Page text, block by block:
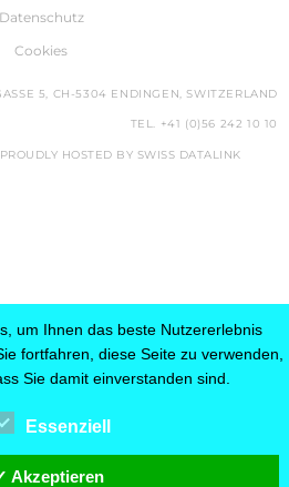
Datenschutz
Cookies
5, CH-5304 ENDINGEN, SWITZERLAND
TEL. +41 (0)56 242 10 10
PROUDLY HOSTED BY SWISS DATALINK
um Ihnen das beste Nutzererlebnis
fortfahren, diese Seite zu verwenden,
Sie damit einverstanden sind.
Essenziell
Akzeptieren